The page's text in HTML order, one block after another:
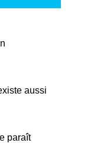
aussi
paraît